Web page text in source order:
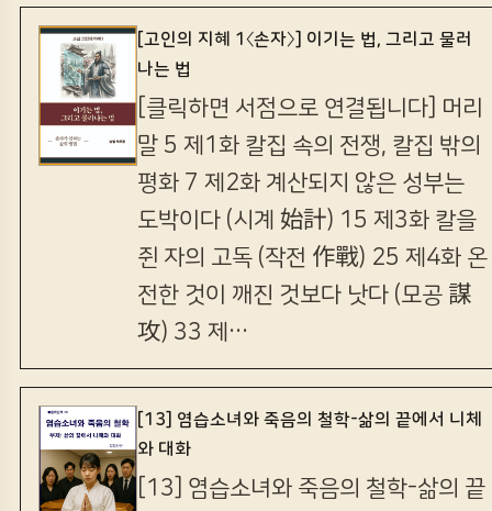
[고인의 지혜 1〈손자〉] 이기는 법, 그리고 물러
나는 법
[클릭하면 서점으로 연결됩니다] 머리
말 5 제1화 칼집 속의 전쟁, 칼집 밖의
평화 7 제2화 계산되지 않은 성부는
도박이다 (시계 始計) 15 제3화 칼을
쥔 자의 고독 (작전 作戰) 25 제4화 온
전한 것이 깨진 것보다 낫다 (모공 謀
攻) 33 제…
[13] 염습소녀와 죽음의 철학-삶의 끝에서 니체
와 대화
[13] 염습소녀와 죽음의 철학-삶의 끝